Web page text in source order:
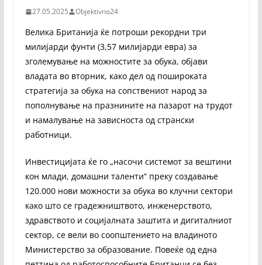
27.05.2025 Objektivno24
Велика Британија ќе потроши рекордни три
милијарди фунти (3,57 милијарди евра) за
зголемување на можностите за обука, објави
владата во вторник, како дел од пошироката
стратегија за обука на сопствениот народ за
пополнување на празнините на пазарот на трудот
и намалување на зависноста од странски
работници.
Инвестицијата ќе го „насочи системот за вештини
кон млади, домашни таленти“ преку создавање
120.000 нови можности за обука во клучни сектори
како што се градежништвото, инженерството,
здравството и социјалната заштита и дигиталниот
сектор, се вели во соопштението на владиното
Министерство за образование. Повеќе од една